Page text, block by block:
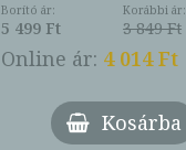
Borító ár:
5 499 Ft
Korábbi ár:
3 849 Ft
Online ár: 4 014 Ft
Kosárba